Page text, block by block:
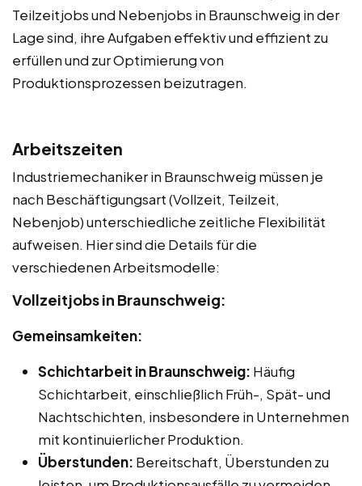
Teilzeitjobs und Nebenjobs in Braunschweig in der
Lage sind, ihre Aufgaben effektiv und effizient zu
erfüllen und zur Optimierung von
Produktionsprozessen beizutragen.
Arbeitszeiten
Industriemechaniker in Braunschweig müssen je
nach Beschäftigungsart (Vollzeit, Teilzeit,
Nebenjob) unterschiedliche zeitliche Flexibilität
aufweisen. Hier sind die Details für die
verschiedenen Arbeitsmodelle:
Vollzeitjobs in Braunschweig:
Gemeinsamkeiten:
Schichtarbeit in Braunschweig: Häufig
Schichtarbeit, einschließlich Früh-, Spät- und
Nachtschichten, insbesondere in Unternehmen
mit kontinuierlicher Produktion.
Überstunden: Bereitschaft, Überstunden zu